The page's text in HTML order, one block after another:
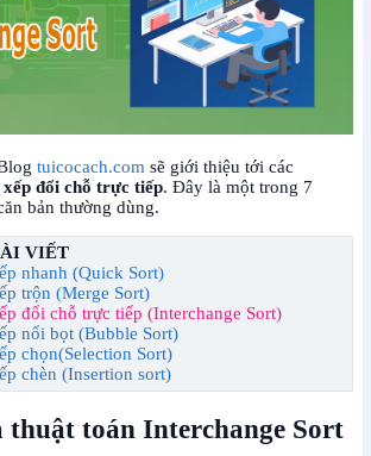
tuicocach.com sẽ giới thiệu tới các
đổi chỗ trực tiếp. Đây là một trong 7
bản thường dùng.
VIẾT
nhanh (Quick Sort)
trộn (Merge Sort)
đổi chỗ trực tiếp (Interchange Sort)
nổi bọt (Bubble Sort)
chọn(Selection Sort)
chèn (Insertion sort)
thuật toán Interchange Sort